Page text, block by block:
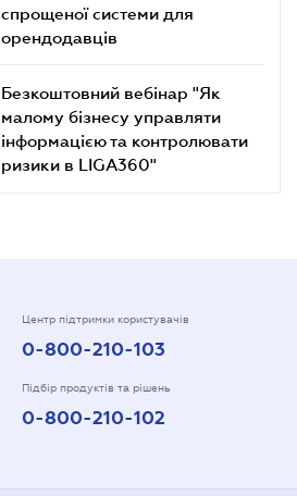
спрощеної системи для
орендодавців
Безкоштовний вебінар "Як
малому бізнесу управляти
інформацією та контролювати
ризики в LIGA360"
Центр підтримки користувачів
0-800-210-103
Підбір продуктів та рішень
0-800-210-102